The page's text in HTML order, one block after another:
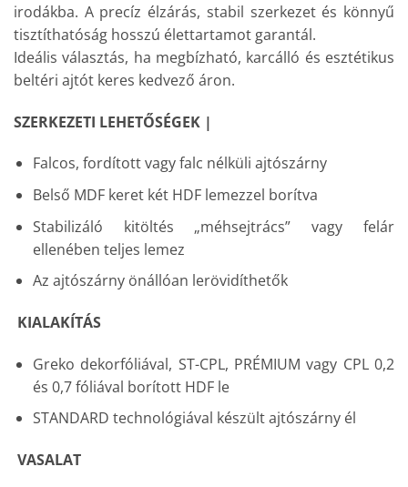
irodákba. A precíz élzárás, stabil szerkezet és könnyű
tisztíthatóság hosszú élettartamot garantál.
Ideális választás, ha megbízható, karcálló és esztétikus
beltéri ajtót keres kedvező áron.
SZERKEZETI LEHETŐSÉGEK |
Falcos, fordított vagy falc nélküli ajtószárny
Belső MDF keret két HDF lemezzel borítva
Stabilizáló kitöltés „méhsejtrács” vagy felár
ellenében teljes lemez
Az ajtószárny önállóan lerövidíthetők
KIALAKÍTÁS
Greko dekorfóliával, ST-CPL, PRÉMIUM vagy CPL 0,2
és 0,7 fóliával borított HDF le
STANDARD technológiával készült ajtószárny él
VASALAT